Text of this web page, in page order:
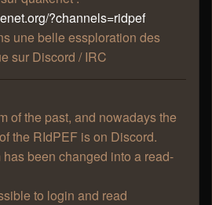
?channels=ridpef
une belle essploration des
sur Discord / IRC
of the past, and nowadays the
the RIdPEF is on Discord.
been changed into a read-
to login and read
noggit sont dans l'aile Est je
besoin d'aide pour reprendre
en main (mais pas
si tu est d'accord , tu
dois savoir si les Ridpefiens ont